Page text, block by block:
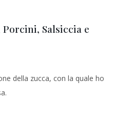
Salsiccia e
della zucca, con la quale ho